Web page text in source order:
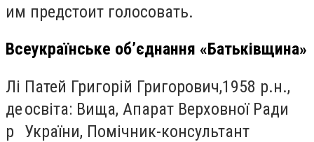
им предстоит голосовать.
Всеукраїнське об’єднання «Батьківщина»
Лі
де
р
Патей Григорій Григорович,1958 р.н.,
освіта: Вища, Апарат Верховної Ради
України, Помічник-консультант